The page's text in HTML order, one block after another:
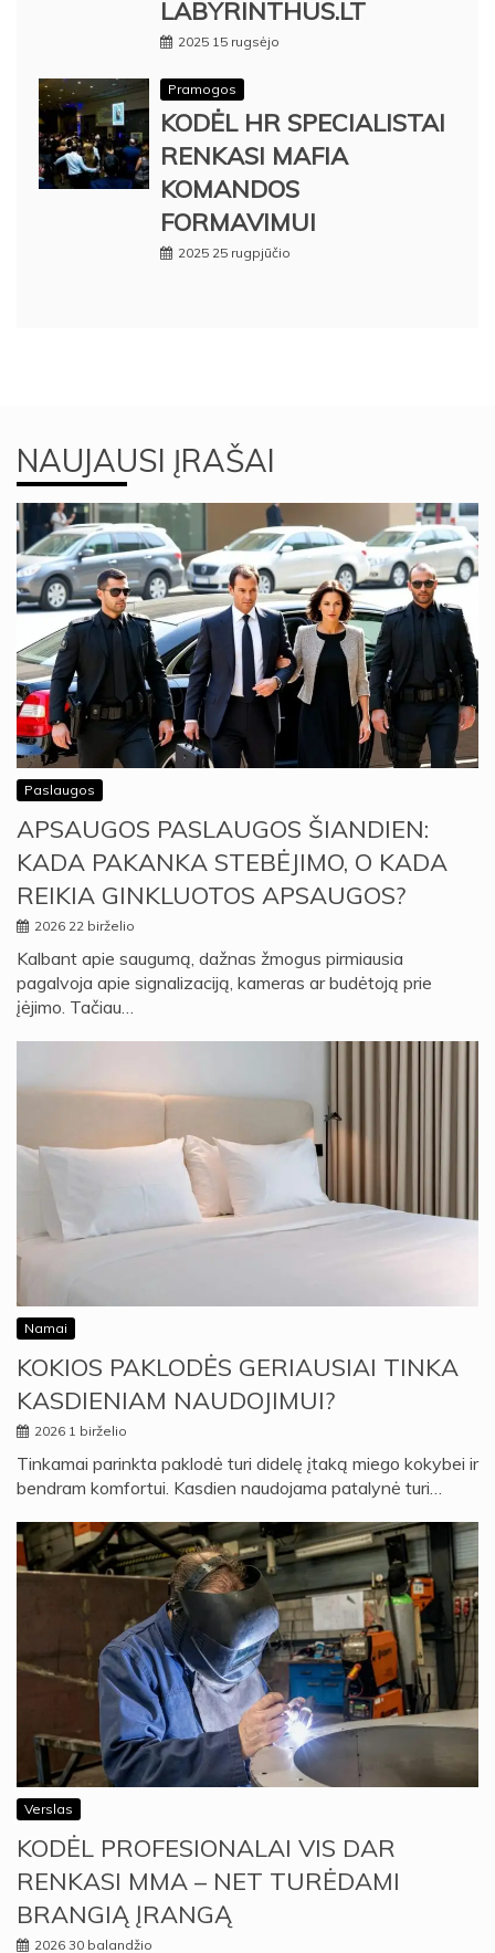
LABYRINTHUS.LT
2025 15 rugsėjo
Pramogos
KODĖL HR SPECIALISTAI
RENKASI MAFIA
KOMANDOS
FORMAVIMUI
2025 25 rugpjūčio
NAUJAUSI ĮRAŠAI
Paslaugos
APSAUGOS PASLAUGOS ŠIANDIEN:
KADA PAKANKA STEBĖJIMO, O KADA
REIKIA GINKLUOTOS APSAUGOS?
2026 22 birželio
Kalbant apie saugumą, dažnas žmogus pirmiausia
pagalvoja apie signalizaciją, kameras ar budėtoją prie
įėjimo. Tačiau…
Namai
KOKIOS PAKLODĖS GERIAUSIAI TINKA
KASDIENIAM NAUDOJIMUI?
2026 1 birželio
Tinkamai parinkta paklodė turi didelę įtaką miego kokybei ir
bendram komfortui. Kasdien naudojama patalynė turi…
Verslas
KODĖL PROFESIONALAI VIS DAR
RENKASI MMA – NET TURĖDAMI
BRANGIĄ ĮRANGĄ
2026 30 balandžio